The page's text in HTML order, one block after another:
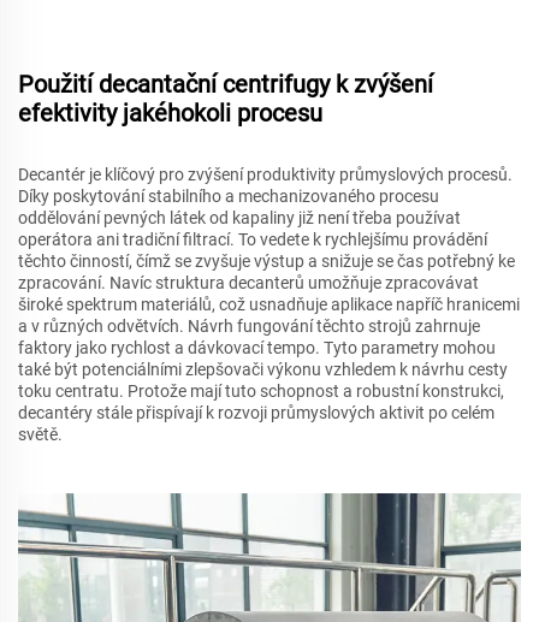
Použití decantační centrifugy k zvýšení
efektivity jakéhokoli procesu
Decantér je klíčový pro zvýšení produktivity průmyslových procesů.
Díky poskytování stabilního a mechanizovaného procesu
oddělování pevných látek od kapaliny již není třeba používat
operátora ani tradiční filtrací. To vedete k rychlejšímu provádění
těchto činností, čímž se zvyšuje výstup a snižuje se čas potřebný ke
zpracování. Navíc struktura decanterů umožňuje zpracovávat
široké spektrum materiálů, což usnadňuje aplikace napříč hranicemi
a v různých odvětvích. Návrh fungování těchto strojů zahrnuje
faktory jako rychlost a dávkovací tempo. Tyto parametry mohou
také být potenciálními zlepšovači výkonu vzhledem k návrhu cesty
toku centratu. Protože mají tuto schopnost a robustní konstrukci,
decantéry stále přispívají k rozvoji průmyslových aktivit po celém
světě.